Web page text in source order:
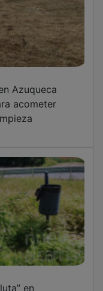
acometer